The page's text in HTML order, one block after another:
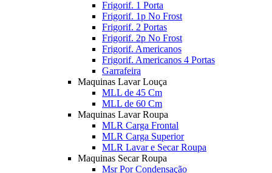
Frigorif. 1 Porta
Frigorif. 1p No Frost
Frigorif. 2 Portas
Frigorif. 2p No Frost
Frigorif. Americanos
Frigorif. Americanos 4 Portas
Garrafeira
Maquinas Lavar Louça
MLL de 45 Cm
MLL de 60 Cm
Maquinas Lavar Roupa
MLR Carga Frontal
MLR Carga Superior
MLR Lavar e Secar Roupa
Maquinas Secar Roupa
Msr Por Condensação